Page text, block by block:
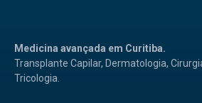
Medicina avançada em Curitiba.
Transplante Capilar, Dermatologia,
Tricologia.